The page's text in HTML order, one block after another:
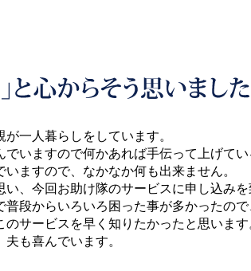
一人暮らしをしています。
でいますので何かあれば手伝って上げてい
ますので、なかなか何も出来ません。
い、今回お助け隊のサービスに申し込みを
普段からいろいろ困った事が多かったの
のサービスを早く知りたかったと思います
も喜んでいます。